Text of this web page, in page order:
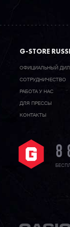
G-STORE
ОФИЦИАЛЬНЫЙ
CОТРУДНИЧЕСТВО
РАБОТА У НАС
ДЛЯ ПРЕССЫ
КОНТАКТЫ
8